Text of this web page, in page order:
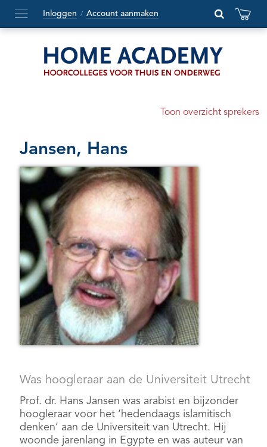
Hoofdmenu
openen
Inloggen / Account aanmaken
Toon overzicht sprekers
Jansen, Hans
Was hoogleraar aan de Universiteit Utrecht
Prof. dr. Hans Jansen was arabist en bijzonder
hoogleraar voor het ‘hedendaags islamitisch
denken’ aan de Universiteit van Utrecht. Hij
woonde jarenlang in Egypte en was auteur van